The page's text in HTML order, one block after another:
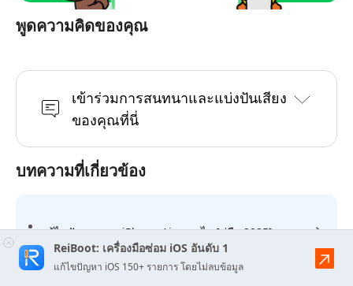
พูดความคิดของคุณ
เข้าร่วมการสนทนาและแบ่งปันเสียง
ของคุณที่นี่
บทความที่เกี่ยวข้อง
แก้ไขปัญหาแบต iPhone Air หมดไว [คู่มือ 2025]
iPhone 17 vs iPhone 16: ความแตกต่าง ฟีเจอร์หลัก
ReiBoot: เครื่องมือซ่อม iOS อันดับ 1
แก้ไขปัญหา iOS 150+ รายการ โดยไม่ลบข้อมูล